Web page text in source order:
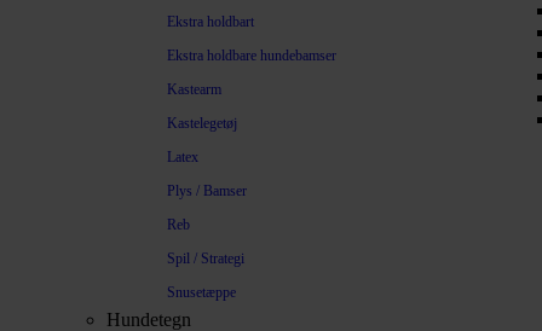
Ekstra holdbart
Ekstra holdbare hundebamser
Kastearm
Kastelegetøj
Latex
Plys / Bamser
Reb
Spil / Strategi
Snusetæppe
Hundetegn